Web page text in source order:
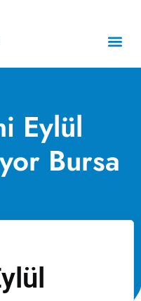
Eylül
Bursa